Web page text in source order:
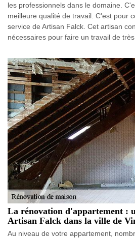
les professionnels dans le domaine.
meilleure qualité de travail. C'est pour
service de Artisan Falck. Cet artisan
nécessaires pour faire un travail de
La rénovation d'appartement :
Artisan Falck dans la ville de
Au niveau de votre appartement,